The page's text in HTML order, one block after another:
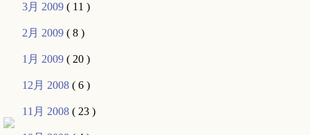
3月 2009( 11 )
2月 2009( 8 )
1月 2009( 20 )
12月 2008( 6 )
11月 2008( 23 )